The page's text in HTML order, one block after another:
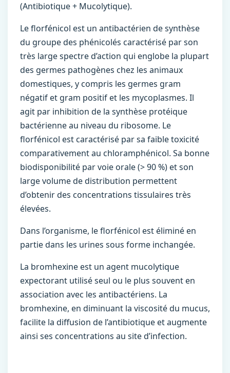
(Antibiotique + Mucolytique).
Le florfénicol est un antibactérien de synthèse
du groupe des phénicolés caractérisé par son
très large spectre d’action qui englobe la plupart
des germes pathogènes chez les animaux
domestiques, y compris les germes gram
négatif et gram positif et les mycoplasmes. Il
agit par inhibition de la synthèse protéique
bactérienne au niveau du ribosome. Le
florfénicol est caractérisé par sa faible toxicité
comparativement au chloramphénicol. Sa bonne
biodisponibilité par voie orale (> 90 %) et son
large volume de distribution permettent
d’obtenir des concentrations tissulaires très
élevées.
Dans l’organisme, le florfénicol est éliminé en
partie dans les urines sous forme inchangée.
La bromhexine est un agent mucolytique
expectorant utilisé seul ou le plus souvent en
association avec les antibactériens. La
bromhexine, en diminuant la viscosité du mucus,
facilite la diffusion de l’antibiotique et augmente
ainsi ses concentrations au site d’infection.